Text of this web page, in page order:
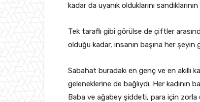
kadar da uyanık olduklarını
Tek taraflı gibi görülse de çiftler
olduğu kadar, insanın başına her şeyin
Sabahat buradaki en genç ve en akıllı
geleneklerine de bağlıydı. Her kadının
Baba ve ağabey şiddeti, para için zorla